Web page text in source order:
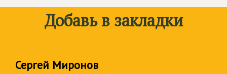
Добавь в закладки
Сергей Миронов